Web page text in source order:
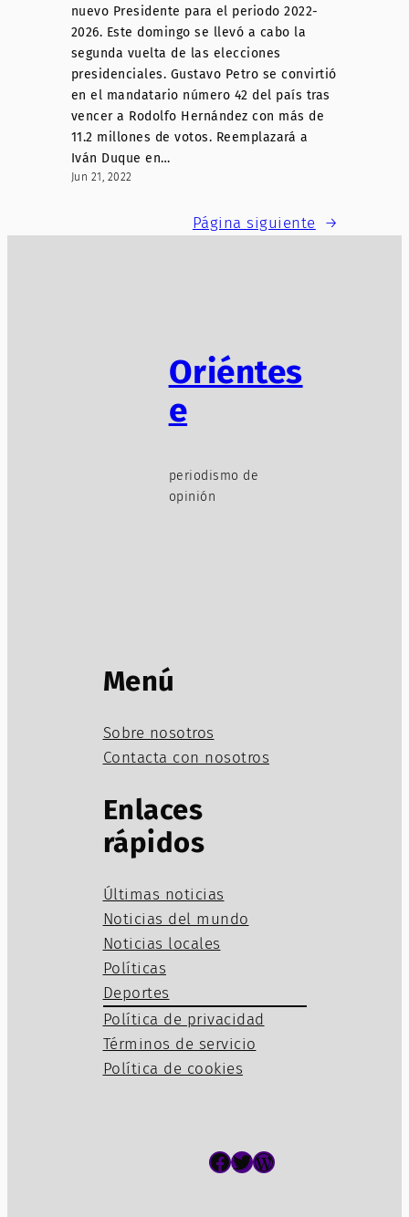
nuevo Presidente para el periodo 2022-
2026. Este domingo se llevó a cabo la
segunda vuelta de las elecciones
presidenciales. Gustavo Petro se convirtió
en el mandatario número 42 del país tras
vencer a Rodolfo Hernández con más de
11.2 millones de votos. Reemplazará a
Iván Duque en…
Jun 21, 2022
Página siguiente →
Oriéntes
e
periodismo de
opinión
Menú
Sobre nosotros
Contacta con nosotros
Enlaces
rápidos
Últimas noticias
Noticias del mundo
Noticias locales
Políticas
Deportes
Política de privacidad
Términos de servicio
Política de cookies
Facebook Twitter WordPress